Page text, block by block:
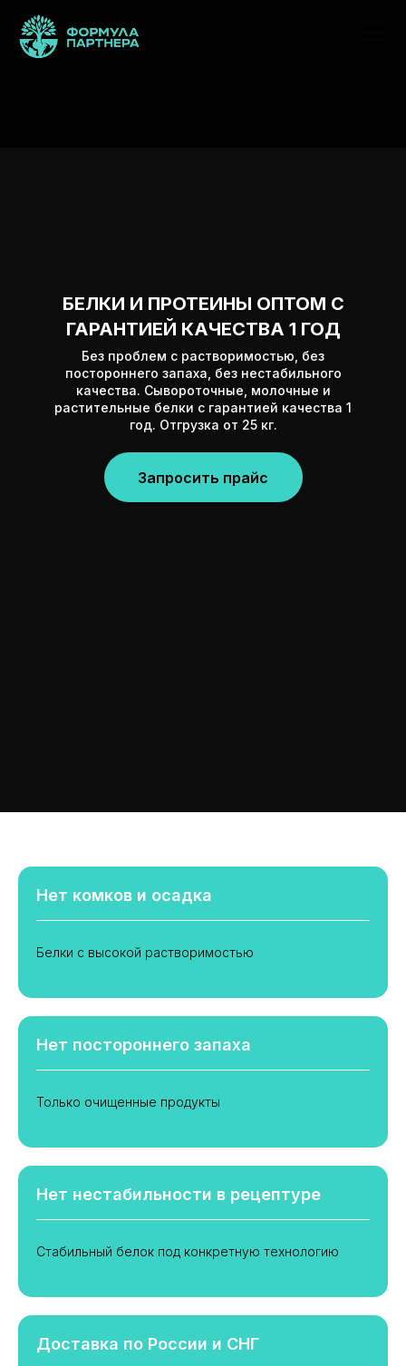
Без проблем с растворимостью, без
постороннего запаха, без нестабильного
качества. Сывороточные, молочные и
растительные белки с гарантией качества 1
год. Отгрузка от 25 кг.
Запросить прайс
БЕЛКИ И ПРОТЕИНЫ ОПТОМ С
ГАРАНТИЕЙ КАЧЕСТВА 1 ГОД
Нет комков и осадка
Белки с высокой растворимостью
Нет постороннего запаха
Только очищенные продукты
Нет нестабильности в рецептуре
Стабильный белок под конкретную технологию
Доставка по России и СНГ